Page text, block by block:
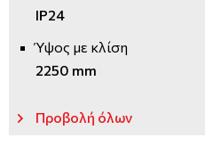
IP24
Ύψος με κλίση
2250 mm
Προβολή όλων